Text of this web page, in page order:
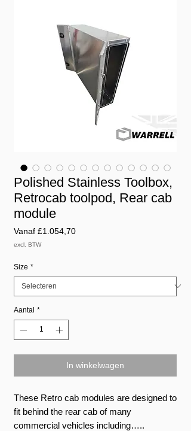
Polished Stainless Toolbox,
Retrocab toolpod, Rear cab
module
Vanaf £1.054,70Verkoopprijs
excl. BTW
Size *
Aantal *
In winkelwagen
These Retro cab modules are designed to
fit behind the rear cab of many
commercial vehicles including…..